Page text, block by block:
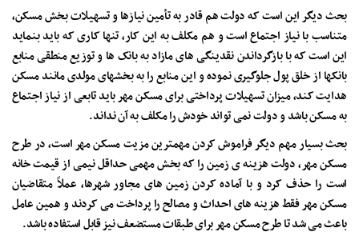
بحث دیگر این است که دولت هم قادر به تأمین نیازها و تسهیلات بخش مسکن،
متناسب با نیاز اجتماع است و هم مکلف به این کار، تنها کاری که باید بنماید
این است که با بازگرداندن نقدینگی های مازاد به بانک ها و توزیع منطقی منابع
بانکها از خلق پول جلوگیری نموده و این منابع را به بخشهای مولدی مانند مسکن
هدایت کند، میزان تسهیلات پرداختی برای مسکن مهر باید تابعی از نیاز اجتماع
به مسکن باشد و دولت نمی تواند خودش را مکلف به آن نداند.
بحث بسیار مهم دیگر فراموش کردن مهمترین مزیت مسکن مهر است، در طرح
مسکن مهر، دولت هزینه ی زمین را که بخش مهمی حداقل نیمی از قیمت خانه
است را حذف کرد و با آماده کردن زمین های مجاور شهرها، عملاً متقاضیان
مسکن مهر فقط هزینه های احداث و مصالح را پرداخت می کردند و همین عامل
باعث می شد تا طرح مسکن مهر برای طبقات مستضعف نیز قابل استفاده باشد.